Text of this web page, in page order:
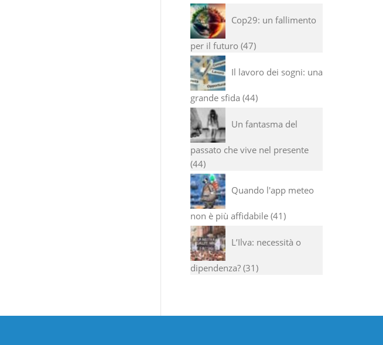
Cop29: un fallimento
per il futuro 47
Il lavoro dei sogni: una
grande sfida 44
Un fantasma del
passato che vive nel presente
44
Quando l'app meteo
non è più affidabile 41
L’Ilva: necessità o
dipendenza? 31